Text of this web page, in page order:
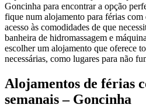
Goncinha para encontrar a opção
fique num alojamento para férias com
acesso às comodidades de que
banheira de hidromassagem e
escolher um alojamento que oferece
necessárias, como lugares para não
Alojamentos de férias
semanais – Goncinha